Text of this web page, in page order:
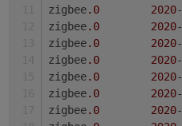
zigbee.0 2020-
zigbee.0 2020-
zigbee.0 2020-
zigbee.0 2020-
zigbee.0 2020-
zigbee.0 2020-
zigbee.0 2020-